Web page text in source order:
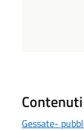
Gessate-